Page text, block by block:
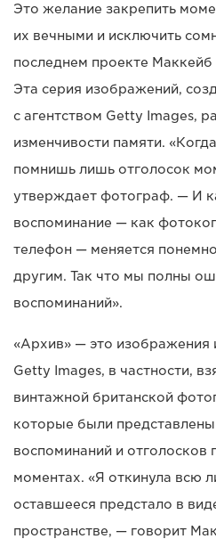
Это желание закрепить
их вечными и исключить
последнем проекте
Эта серия изображений,
с агентством Getty Images,
изменчивости памяти.
помнишь лишь отголосок
утверждает фотограф. — И
воспоминание — как
телефон — меняется
другим. Так что мы полны
воспоминаний».
«Архив» — это изображения
Getty Images, в частности,
винтажной британской
которые были
воспоминаний и
моментах. «Я откинула
оставшееся предстало в
пространстве, — говорит